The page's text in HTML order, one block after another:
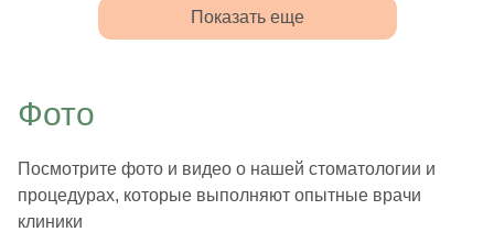
Показать еще
Фото
Посмотрите фото и видео о нашей стоматологии и
процедурах, которые выполняют опытные врачи
клиники